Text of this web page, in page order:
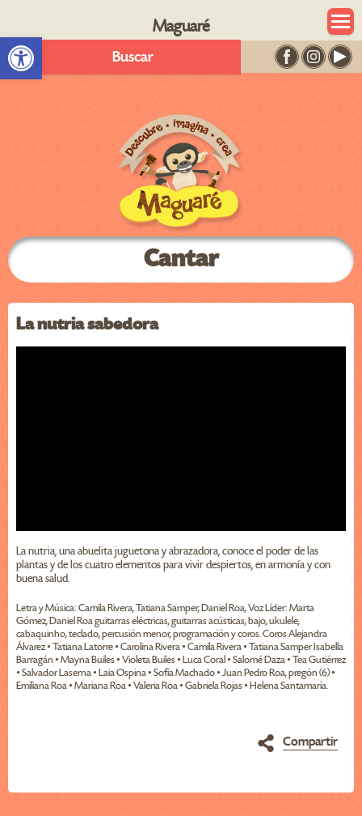
Abrir barra de herramientas
Maguaré
Buscar
Cantar
La nutria sabedora
La nutria, una abuelita juguetona y abrazadora, conoce el poder de las
plantas y de los cuatro elementos para vivir despiertos, en armonía y con
buena salud.
Letra y Música: Camila Rivera, Tatiana Samper, Daniel Roa, Voz Líder: Marta
Gómez, Daniel Roa guitarras eléctricas, guitarras acústicas, bajo, ukulele,
cabaquinho, teclado, percusión menor, programación y coros. Coros Alejandra
Álvarez • Tatiana Latorre • Carolina Rivera • Camila Rivera • Tatiana Samper Isabella
Barragán • Mayna Builes • Violeta Builes • Luca Coral • Salomé Daza • Tea Gutiérrez
• Salvador Laserna • Laia Ospina • Sofía Machado • Juan Pedro Roa, pregón (6) •
Emiliana Roa • Mariana Roa • Valeria Roa • Gabriela Rojas • Helena Santamaría.
Compartir